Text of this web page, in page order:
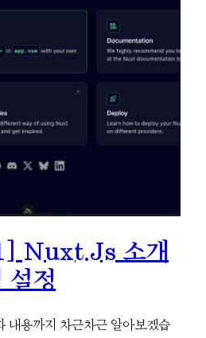
Nuxt.js 소개
설정
내용까지 차근차근 알아보겠습